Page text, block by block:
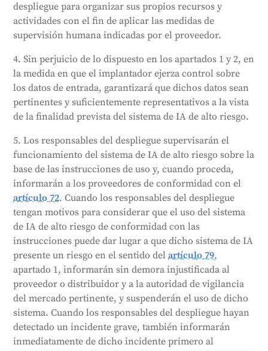
despliegue para organizar sus propios recursos y
actividades con el fin de aplicar las medidas de
supervisión humana indicadas por el proveedor.
4. Sin perjuicio de lo dispuesto en los apartados 1 y 2, en
la medida en que el implantador ejerza control sobre
los datos de entrada, garantizará que dichos datos sean
pertinentes y suficientemente representativos a la vista
de la finalidad prevista del sistema de IA de alto riesgo.
5. Los responsables del despliegue supervisarán el
funcionamiento del sistema de IA de alto riesgo sobre la
base de las instrucciones de uso y, cuando proceda,
informarán a los proveedores de conformidad con el
artículo 72. Cuando los responsables del despliegue
tengan motivos para considerar que el uso del sistema
de IA de alto riesgo de conformidad con las
instrucciones puede dar lugar a que dicho sistema de IA
presente un riesgo en el sentido delartículo 79,
apartado 1, informarán sin demora injustificada al
proveedor o distribuidor y a la autoridad de vigilancia
del mercado pertinente, y suspenderán el uso de dicho
sistema. Cuando los responsables del despliegue hayan
detectado un incidente grave, también informarán
inmediatamente de dicho incidente primero al